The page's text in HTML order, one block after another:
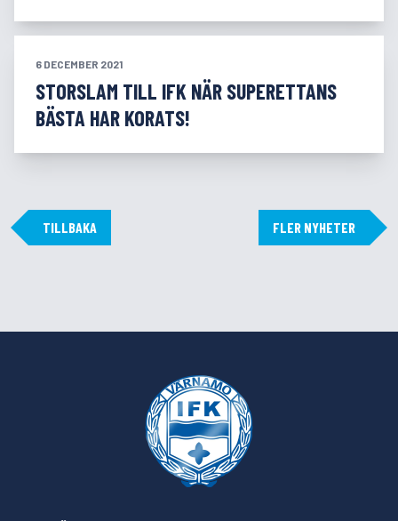
6 DECEMBER 2021
STORSLAM TILL IFK NÄR SUPERETTANS
BÄSTA HAR KORATS!
TILLBAKA FLER NYHETER